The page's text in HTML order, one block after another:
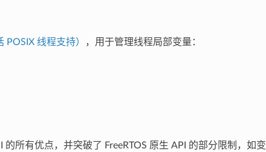
POSIX 线程支持） ，用于管理线程局部变量：
的所有优点，并突破了 FreeRTOS 原生 API 的部分限制，如变